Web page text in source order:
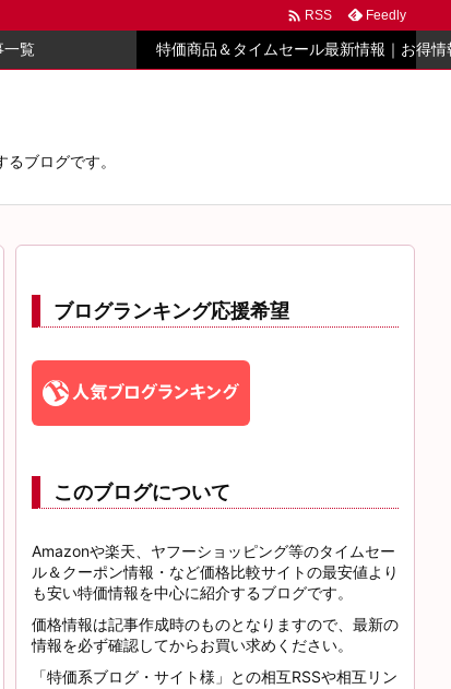
一覧 特価商品＆タイムセール最新情報｜お得
 RSS Feedly
ブログです。
ブログランキング応援希望
このブログについて
Amazonや楽天、ヤフーショッピング等のタイムセー
ル＆クーポン情報・など価格比較サイトの最安値より
も安い特価情報を中心に紹介するブログです。
価格情報は記事作成時のものとなりますので、最新の
情報を必ず確認してからお買い求めください。
「特価系ブログ・サイト様」との相互RSSや相互リン